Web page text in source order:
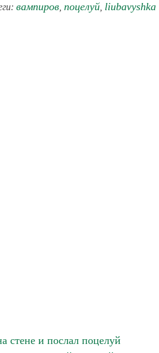
вампиров поцелуй liubavyshka
стене и послал поцелуй